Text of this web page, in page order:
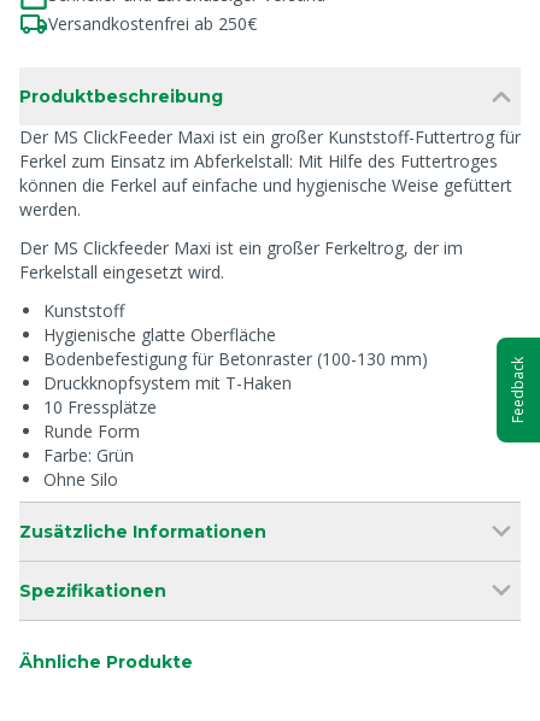
Versandkostenfrei ab 250€
Produktbeschreibung
Der MS ClickFeeder Maxi ist ein großer Kunststoff-Futtertrog für
Ferkel zum Einsatz im Abferkelstall: Mit Hilfe des Futtertroges
können die Ferkel auf einfache und hygienische Weise gefüttert
werden.
Der MS Clickfeeder Maxi ist ein großer Ferkeltrog, der im
Ferkelstall eingesetzt wird.
Kunststoff
Hygienische glatte Oberfläche
Bodenbefestigung für Betonraster (100-130 mm)
Druckknopfsystem mit T-Haken
10 Fressplätze
Runde Form
Farbe: Grün
Ohne Silo
Zusätzliche Informationen
Spezifikationen
Ähnliche Produkte
Feedback